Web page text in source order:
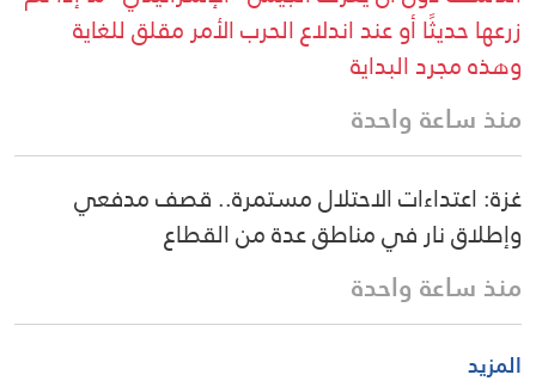
زرعها حديثًا أو عند اندلاع الحرب الأمر مقلق للغاية
وهذه مجرد البداية
منذ ساعة واحدة
غزة: اعتداءات الاحتلال مستمرة.. قصف مدفعي
وإطلاق نار في مناطق عدة من القطاع
منذ ساعة واحدة
المزيد